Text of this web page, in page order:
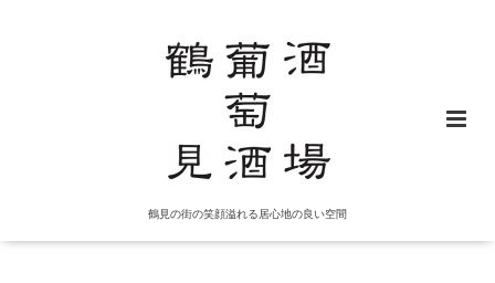
鶴見の街の笑顔溢れる居心地の良い空間